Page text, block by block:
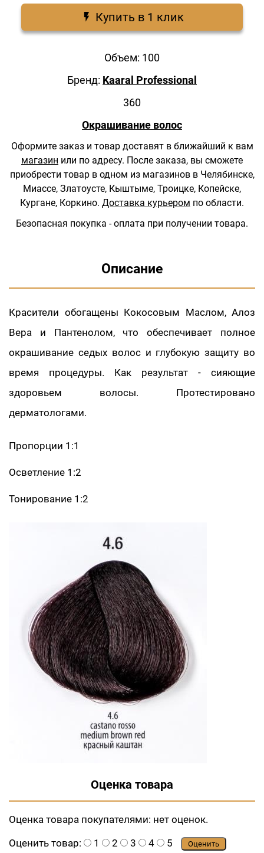
Купить в 1 клик
Объем: 100
Бренд: Kaaral Professional
360
Окрашивание волос
Оформите заказ и товар доставят в ближайший к вам
магазин или по адресу. После заказа, вы сможете
приобрести товар в одном из магазинов в Челябинске,
Миассе, Златоусте, Кыштыме, Троицке, Копейске,
Кургане, Коркино. Доставка курьером по области.
Безопасная покупка - оплата при получении товара.
Описание
Красители обогащены Кокосовым Маслом, Алоз
Вера и Пантенолом, что обеспечивает полное
окрашивание седых волос и глубокую защиту во
время процедуры. Как результат - сияющие
здоровьем волосы. Протестировано
дерматологами.
Пропорции 1:1
Осветление 1:2
Тонирование 1:2
Оценка товара
Оценка товара покупателями: нет оценок.
Оценить товар:
1 2 3 4 5 Оценить